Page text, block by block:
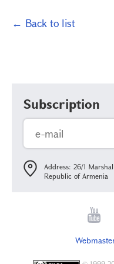
← Back to list
Subscription
Address: 26/1
Republic of Armenia